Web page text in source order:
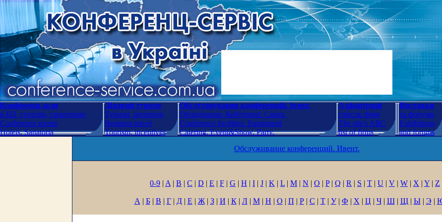
Конференц-зали
в БЦ, готелях, санаторіях
Conference rooms
Hotels. Sanatoria
Діловий туризм
Туризм, інсентив
Business travel
Tourism, incentives
Обслуговування конференцій. Івент.
Обладнання. Кейтеринг. Свята.
Conference facilities. Equipment
Catering. Event&Show. Party.
Алфавітний
список фірм
The site's ABC
list of firms
Виставки
та форуми
Exhibitions
and forums
Обслуживание конференций. Ивент.
0-9 | A | B | C | D | E | F | G | H | I | J | K | L | M | N | O | P| Q | R | S | T | U | V | W | X | Y | Z
А | Б| В | Г| Д| Е | Ж| З| И | К| Л| М| Н | О | П | Р| С | Т| У| Ф | Х | Ц | Ч| Ш| Щ| Ы| Э |